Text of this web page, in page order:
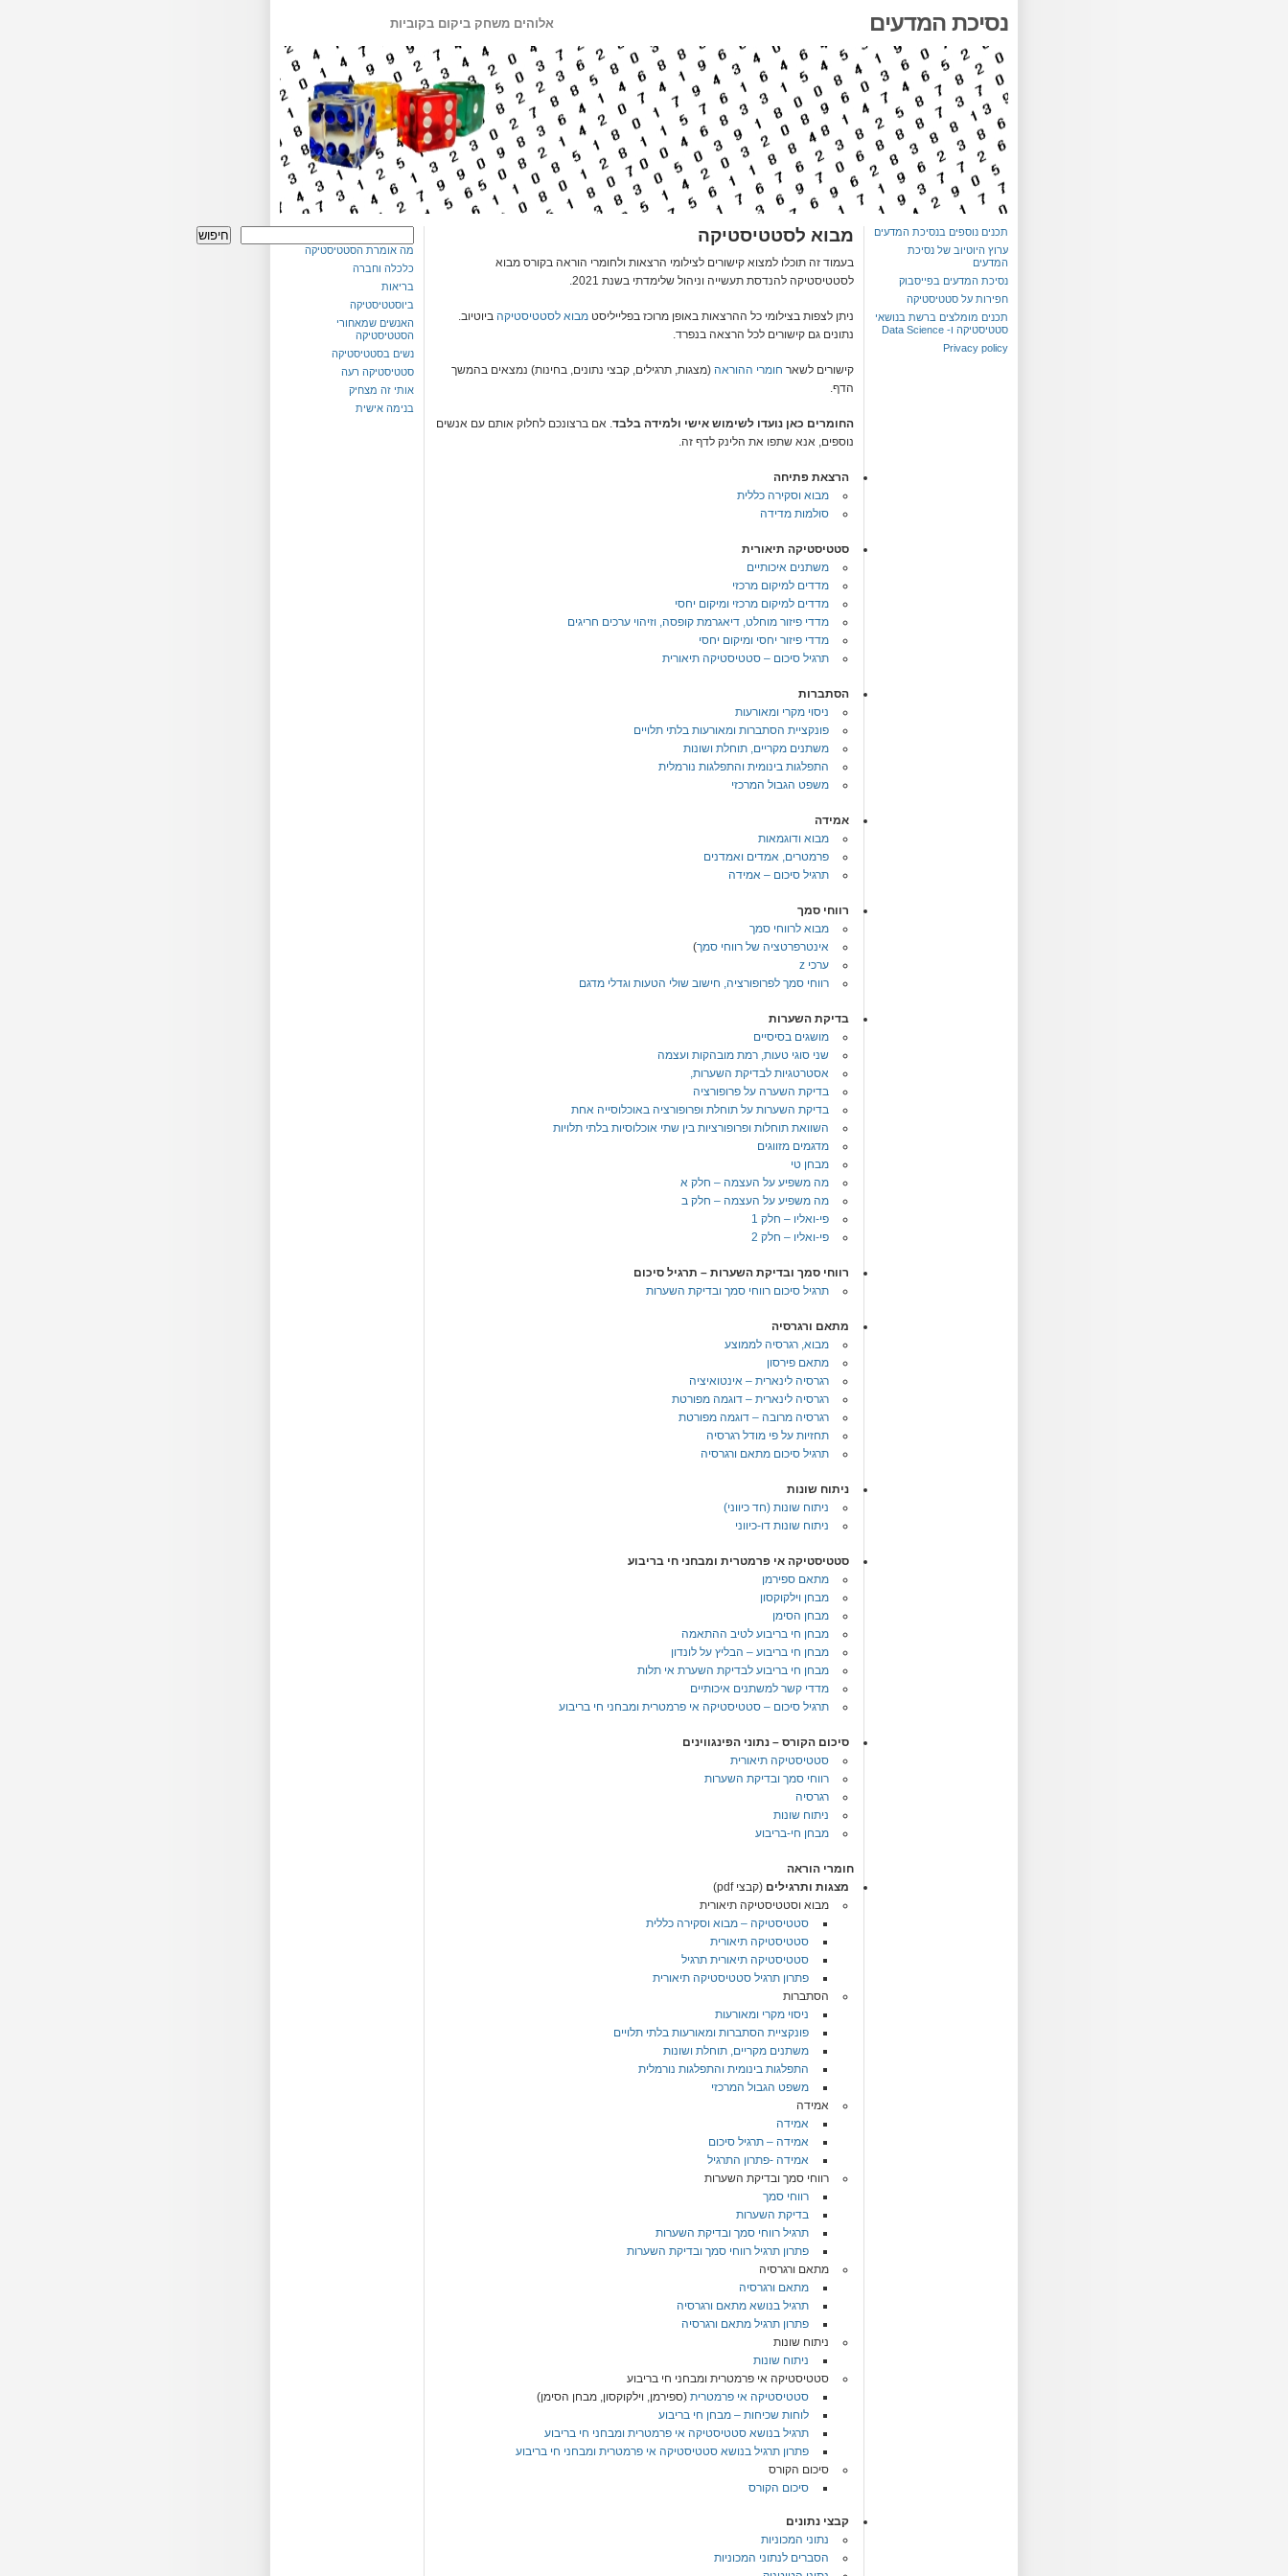
נסיכת המדעים אלוהים משחק ביקום בקוביות
חיפוש
מה אומרת הסטטיסטיקה
כלכלה וחברה
בריאות
ביוסטטיסטיקה
האנשים שמאחורי
הסטטיסטיקה
נשים בסטטיסטיקה
סטטיסטיקה רעה
אותי זה מצחיק
בנימה אישית
תכנים נוספים בנסיכת המדעים
ערוץ היוטיוב של נסיכת
המדעים
נסיכת המדעים בפייסבוק
חפירות על סטטיסטיקה
תכנים מומלצים ברשת בנושאי
סטטיסטיקה ו- Data Science
Privacy policy
מבוא לסטטיסטיקה
בעמוד זה תוכלו למצוא קישורים לצילומי הרצאות ולחומרי הוראה בקורס מבוא
לסטטיסטיקה להנדסת תעשייה וניהול שלימדתי בשנת 2021.
ניתן לצפות בצילומי כל ההרצאות באופן מרוכז בפלייליסט מבוא לסטטיסטיקה ביוטיוב.
נתונים גם קישורים לכל הרצאה בנפרד.
קישורים לשאר חומרי ההוראה (מצגות, תרגילים, קבצי נתונים, בחינות) נמצאים בהמשך
הדף.
החומרים כאן נועדו לשימוש אישי ולמידה בלבד. אם ברצונכם לחלוק אותם עם אנשים
נוספים, אנא שתפו את הלינק לדף זה.
הרצאת פתיחה
מבוא וסקירה כללית
סולמות מדידה
סטטיסטיקה תיאורית
משתנים איכותיים
מדדים למיקום מרכזי
מדדים למיקום מרכזי ומיקום יחסי
מדדי פיזור מוחלט, דיאגרמת קופסה, וזיהוי ערכים חריגים
מדדי פיזור יחסי ומיקום יחסי
תרגיל סיכום – סטטיסטיקה תיאורית
הסתברות
ניסוי מקרי ומאורעות
פונקציית הסתברות ומאורעות בלתי תלויים
משתנים מקריים, תוחלת ושונות
התפלגות בינומית והתפלגות נורמלית
משפט הגבול המרכזי
אמידה
מבוא ודוגמאות
פרמטרים, אמדים ואמדנים
תרגיל סיכום – אמידה
רווחי סמך
מבוא לרווחי סמך
אינטרפרטציה של רווחי סמך)
ערכי z
רווחי סמך לפרופורציה, חישוב שולי הטעות וגדלי מדגם
בדיקת השערות
מושגים בסיסיים
שני סוגי טעות, רמת מובהקות ועצמה
אסטרטגיות לבדיקת השערות,
בדיקת השערה על פרופורציה
בדיקת השערות על תוחלת ופרופורציה באוכלוסייה אחת
השוואת תוחלות ופרופורציות בין שתי אוכלוסיות בלתי תלויות
מדגמים מזווגים
מבחן טי
מה משפיע על העצמה – חלק א
מה משפיע על העצמה – חלק ב
פי-ואליו – חלק 1
פי-ואליו – חלק 2
רווחי סמך ובדיקת השערות – תרגיל סיכום
תרגיל סיכום רווחי סמך ובדיקת השערות
מתאם ורגרסיה
מבוא, רגרסיה לממוצע
מתאם פירסון
רגרסיה לינארית – אינטואיציה
רגרסיה לינארית – דוגמה מפורטת
רגרסיה מרובה – דוגמה מפורטת
תחזיות על פי מודל רגרסיה
תרגיל סיכום מתאם ורגרסיה
ניתוח שונות
ניתוח שונות (חד כיווני)
ניתוח שונות דו-כיווני
סטטיסטיקה אי פרמטרית ומבחני חי בריבוע
מתאם ספירמן
מבחן וילקוקסון
מבחן הסימן
מבחן חי בריבוע לטיב ההתאמה
מבחן חי בריבוע – הבליץ על לונדון
מבחן חי בריבוע לבדיקת השערת אי תלות
מדדי קשר למשתנים איכותיים
תרגיל סיכום – סטטיסטיקה אי פרמטרית ומבחני חי בריבוע
סיכום הקורס – נתוני הפינגווינים
סטטיסטיקה תיאורית
רווחי סמך ובדיקת השערות
רגרסיה
ניתוח שונות
מבחן חי-בריבוע
חומרי הוראה
מצגות ותרגילים (קבצי pdf)
מבוא וסטטיסטיקה תיאורית
סטטיסטיקה – מבוא וסקירה כללית
סטטיסטיקה תיאורית
סטטיסטיקה תיאורית תרגיל
פתרון תרגיל סטטיסטיקה תיאורית
הסתברות
ניסוי מקרי ומאורעות
פונקציית הסתברות ומאורעות בלתי תלויים
משתנים מקריים, תוחלת ושונות
התפלגות בינומית והתפלגות נורמלית
משפט הגבול המרכזי
אמידה
אמידה
אמידה – תרגיל סיכום
אמידה -פתרון התרגיל
רווחי סמך ובדיקת השערות
רווחי סמך
בדיקת השערות
תרגיל רווחי סמך ובדיקת השערות
פתרון תרגיל רווחי סמך ובדיקת השערות
מתאם ורגרסיה
מתאם ורגרסיה
תרגיל בנושא מתאם ורגרסיה
פתרון תרגיל מתאם ורגרסיה
ניתוח שונות
ניתוח שונות
סטטיסטיקה אי פרמטרית ומבחני חי בריבוע
סטטיסטיקה אי פרמטרית (ספירמן, וילקוקסון, מבחן הסימן)
לוחות שכיחות – מבחן חי בריבוע
תרגיל בנושא סטטיסטיקה אי פרמטרית ומבחני חי בריבוע
פתרון תרגיל בנושא סטטיסטיקה אי פרמטרית ומבחני חי בריבוע
סיכום הקורס
סיכום הקורס
קבצי נתונים
נתוני המכוניות
הסברים לנתוני המכוניות